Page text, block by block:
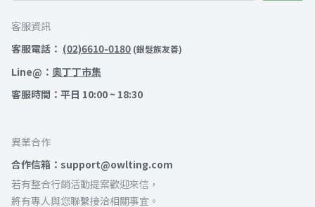
客服資訊
客服電話： (02)6610-0180 (銀髮族友善)
Line@： 奧丁丁市集
客服時間：平日 10:00 ~ 18:30
異業合作
合作信箱：support@owlting.com
若有整合行銷活動提案歡迎來信，
將有專人與您聯繫接洽相關事宜。